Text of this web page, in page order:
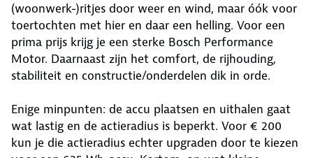
(woonwerk-)ritjes door weer en wind, maar óók voor
toertochten met hier en daar een helling. Voor een
prima prijs krijg je een sterke Bosch Performance
Motor. Daarnaast zijn het comfort, de rijhouding,
stabiliteit en constructie/onderdelen dik in orde.
Enige minpunten: de accu plaatsen en uithalen gaat
wat lastig en de actieradius is beperkt. Voor € 200
kun je die actieradius echter upgraden door te kiezen